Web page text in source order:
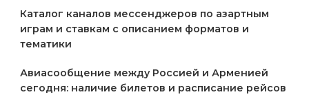
Каталог каналов мессенджеров по азартным
играм и ставкам с описанием форматов и
тематики
Авиасообщение между Россией и Арменией
сегодня: наличие билетов и расписание рейсов